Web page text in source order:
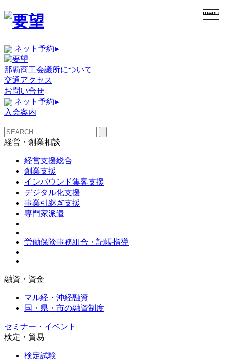
menu
ネット予約▸
那覇商工会議所について
交通アクセス
お問い合せ
ネット予約▸
入会案内
経営・創業相談
経営支援総合
創業支援
インバウンド集客支援
デジタル化支援
事業引継ぎ支援
専門家派遣
労働保険事務組合・記帳指導
融資・資金
マル経・沖経融資
国・県・市の融資制度
セミナー・イベント
検定・貿易
検定試験